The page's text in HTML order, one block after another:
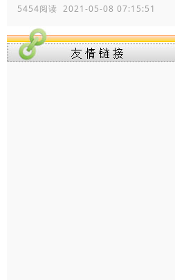
5454阅读 2021-05-08 07:15:51